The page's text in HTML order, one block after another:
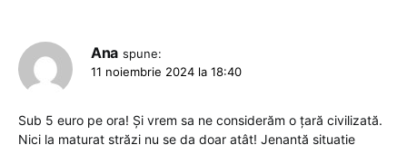
Ana spune:
11 noiembrie 2024 la 18:40
Sub 5 euro pe ora! Și vrem sa ne considerăm o țară civilizată.
Nici la maturat străzi nu se da doar atât! Jenantă situație